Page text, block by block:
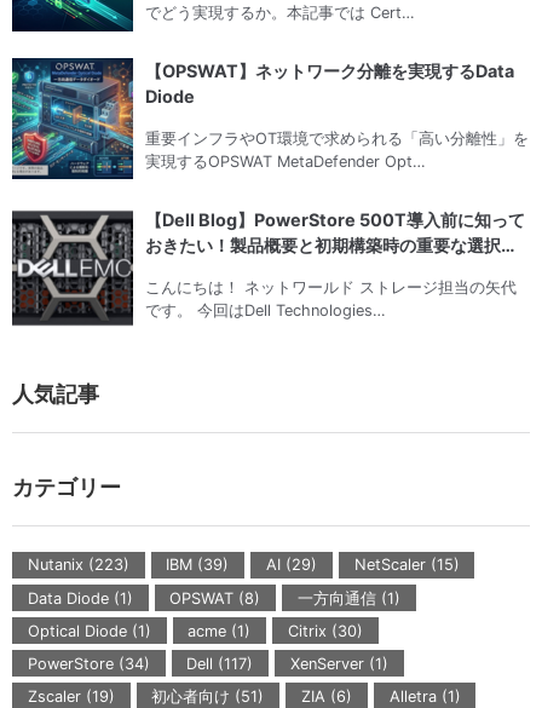
でどう実現するか。本記事では Cert…
【OPSWAT】ネットワーク分離を実現するData
Diode
重要インフラやOT環境で求められる「高い分離性」を
実現するOPSWAT MetaDefender Opt…
【Dell Blog】PowerStore 500T導入前に知って
おきたい！製品概要と初期構築時の重要な選択ポ
こんにちは！ ネットワールド ストレージ担当の矢代
です。 今回はDell Technologies…
人気記事
カテゴリー
Nutanix (223) IBM (39) AI (29)
NetScaler (15)
Data Diode (1)
OPSWAT (8)
一方向通信 (1)
Optical Diode (1)
acme (1)
Citrix (30)
PowerStore (34)
Dell (117)
XenServer (1)
Zscaler (19)
初心者向け (51) ZIA (6)
Alletra (1)